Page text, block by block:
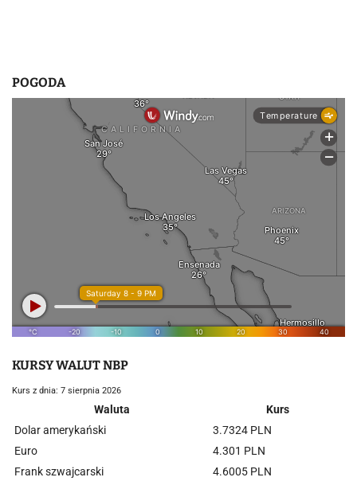
POGODA
KURSY WALUT NBP
Kurs z dnia: 7 sierpnia 2026
Waluta
Kurs
Dolar amerykański
3.7324 PLN
Euro
4.301 PLN
Frank szwajcarski
4.6005 PLN